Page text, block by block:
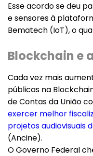
Esse acordo se deu
e sensores à
Bematech (IoT), o
Blockchain e
Cada vez mais
públicas na
de Contas da União
exercer melhor
projetos audiovisuais
(Ancine).
O Governo Federal